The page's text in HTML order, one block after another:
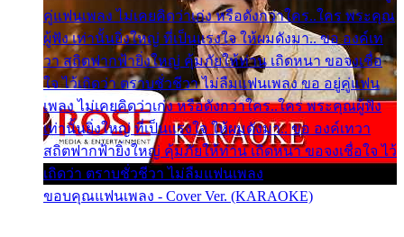
คู่แฟนเพลง ไม่เคยคิดว่าเก่ง หรือดังกว่าใคร..ใคร พระคุณ
ผู้ฟัง เท่านั้นยิ่งใหญ่ ที่เป็นแรงใจ ให้ผมดังมา.. ขอ องค์เท
วา สถิตฟากฟ้ายิ่งใหญ่ คุ้มภัยให้ท่าน เถิดหนา ขอจงเชื่อ
ใจ ไว้เถิดว่า ตราบชั่วชีวา ไม่ลืมแฟนเพลง ขอ อยู่คู่แฟน
เพลง ไม่เคยคิดว่าเก่ง หรือดังกว่าใคร..ใคร พระคุณผู้ฟัง
เท่านั้นยิ่งใหญ่ ที่เป็นแรงใจ ให้ผมดังมา.. ขอ องค์เทวา
สถิตฟากฟ้ายิ่งใหญ่ คุ้มภัยให้ท่าน เถิดหนา ขอจงเชื่อใจ ไว้
เถิดว่า ตราบชั่วชีวา ไม่ลืมแฟนเพลง
ขอบคุณแฟนเพลง - Cover Ver. (KARAOKE)